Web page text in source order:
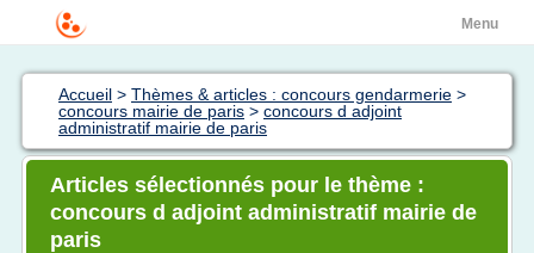
Menu
Accueil > Thèmes & articles : concours gendarmerie >
concours mairie de paris > concours d adjoint
administratif mairie de paris
Articles sélectionnés pour le thème :
concours d adjoint administratif mairie de
paris